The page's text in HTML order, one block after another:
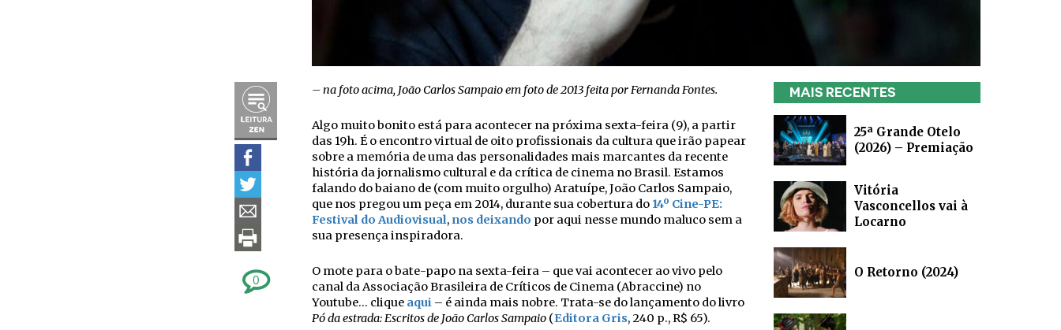
0
– na foto acima, João Carlos Sampaio em foto de 2013 feita por Fernanda Fontes.
Algo muito bonito está para acontecer na próxima sexta-feira (9), a partir
das 19h. É o encontro virtual de oito profissionais da cultura que irão papear
sobre a memória de uma das personalidades mais marcantes da recente
história da jornalismo cultural e da crítica de cinema no Brasil. Estamos
falando do baiano de (com muito orgulho) Aratuípe, João Carlos Sampaio,
que nos pregou um peça em 2014, durante sua cobertura do 14º Cine-PE:
Festival do Audiovisual, nos deixando por aqui nesse mundo maluco sem a
sua presença inspiradora.
O mote para o bate-papo na sexta-feira – que vai acontecer ao vivo pelo
canal da Associação Brasileira de Críticos de Cinema (Abraccine) no
Youtube… clique aqui – é ainda mais nobre. Trata-se do lançamento do livro
Pó da estrada: Escritos de João Carlos Sampaio (Editora Gris, 240 p., R$ 65).
MAIS RECENTES
25ª Grande Otelo
(2026) – Premiação
Vitória
Vasconcellos vai à
Locarno
O Retorno (2024)